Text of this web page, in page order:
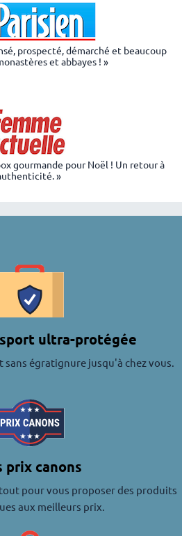
prospecté, démarché et beaucoup
et abbayes ! »
gourmande pour Noël ! Un retour à
»
ultra-protégée
sans égratignure jusqu'à chez vous.
prix canons
pour vous proposer des produits
aux meilleurs prix.